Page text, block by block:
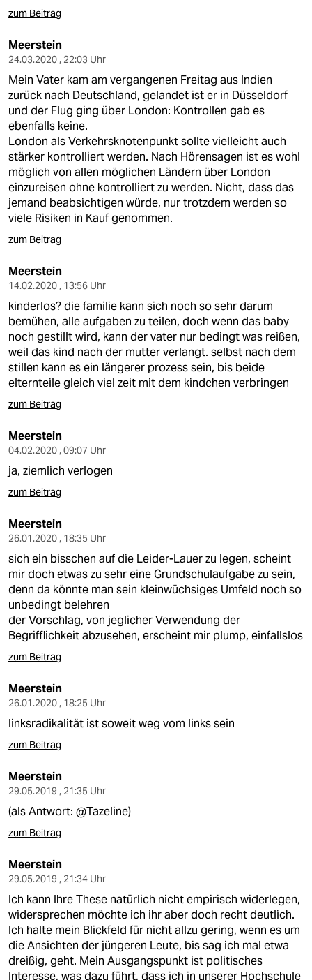
zum Beitrag
Meerstein
24.03.2020 , 22:03 Uhr
Mein Vater kam am vergangenen Freitag aus Indien
zurück nach Deutschland, gelandet ist er in Düsseldorf
und der Flug ging über London: Kontrollen gab es
ebenfalls keine.
London als Verkehrsknotenpunkt sollte vielleicht auch
stärker kontrolliert werden. Nach Hörensagen ist es wohl
möglich von allen möglichen Ländern über London
einzureisen ohne kontrolliert zu werden. Nicht, dass das
jemand beabsichtigen würde, nur trotzdem werden so
viele Risiken in Kauf genommen.
zum Beitrag
Meerstein
14.02.2020 , 13:56 Uhr
kinderlos? die familie kann sich noch so sehr darum
bemühen, alle aufgaben zu teilen, doch wenn das baby
noch gestillt wird, kann der vater nur bedingt was reißen,
weil das kind nach der mutter verlangt. selbst nach dem
stillen kann es ein längerer prozess sein, bis beide
elternteile gleich viel zeit mit dem kindchen verbringen
zum Beitrag
Meerstein
04.02.2020 , 09:07 Uhr
ja, ziemlich verlogen
zum Beitrag
Meerstein
26.01.2020 , 18:35 Uhr
sich ein bisschen auf die Leider-Lauer zu legen, scheint
mir doch etwas zu sehr eine Grundschulaufgabe zu sein,
denn da könnte man sein kleinwüchsiges Umfeld noch so
unbedingt belehren
der Vorschlag, von jeglicher Verwendung der
Begrifflichkeit abzusehen, erscheint mir plump, einfallslos
zum Beitrag
Meerstein
26.01.2020 , 18:25 Uhr
linksradikalität ist soweit weg vom links sein
zum Beitrag
Meerstein
29.05.2019 , 21:35 Uhr
(als Antwort: @Tazeline)
zum Beitrag
Meerstein
29.05.2019 , 21:34 Uhr
Ich kann Ihre These natürlich nicht empirisch widerlegen,
widersprechen möchte ich ihr aber doch recht deutlich.
Ich halte mein Blickfeld für nicht allzu gering, wenn es um
die Ansichten der jüngeren Leute, bis sag ich mal etwa
dreißig, geht. Mein Ausgangspunkt ist politisches
Interesse, was dazu führt, dass ich in unserer Hochschule